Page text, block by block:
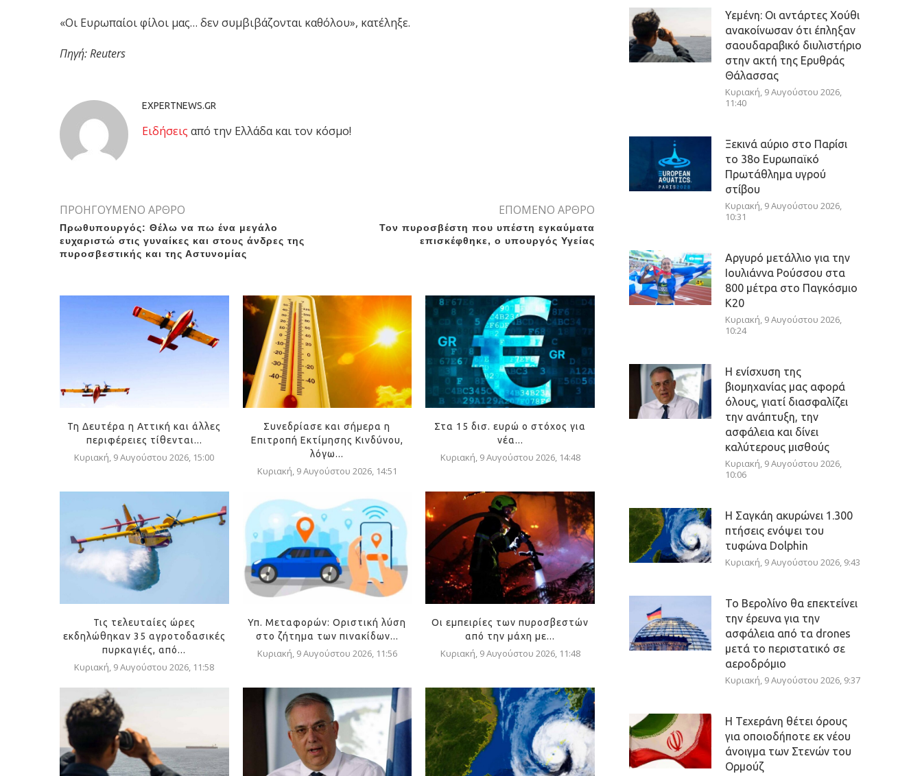
«Οι Ευρωπαίοι φίλοι μας… δεν συμβιβάζονται καθόλου», κατέληξε.
Πηγή: Reuters
EXPERTNEWS.GR
Eιδήσεις από την Ελλάδα και τον κόσμο!
ΠΡΟΗΓΟΥΜΕΝΟ ΑΡΘΡΟ
Πρωθυπουργός: Θέλω να πω ένα μεγάλο
ευχαριστώ στις γυναίκες και στους άνδρες της
πυροσβεστικής και της Αστυνομίας
ΕΠΟΜΕΝΟ ΑΡΘΡΟ
Τον πυροσβέστη που υπέστη εγκαύματα
επισκέφθηκε, ο υπουργός Υγείας
Τη Δευτέρα η Αττική και άλλες
περιφέρειες τίθενται...
Κυριακή, 9 Αυγούστου 2026, 15:00
Συνεδρίασε και σήμερα η
Επιτροπή Εκτίμησης Κινδύνου,
λόγω...
Κυριακή, 9 Αυγούστου 2026, 14:51
Στα 15 δισ. ευρώ ο στόχος για
νέα...
Κυριακή, 9 Αυγούστου 2026, 14:48
Τις τελευταίες ώρες
εκδηλώθηκαν 35 αγροτοδασικές
πυρκαγιές, από...
Κυριακή, 9 Αυγούστου 2026, 11:58
Υπ. Μεταφορών: Οριστική λύση
στο ζήτημα των πινακίδων...
Κυριακή, 9 Αυγούστου 2026, 11:56
Οι εμπειρίες των πυροσβεστών
από την μάχη με...
Κυριακή, 9 Αυγούστου 2026, 11:48
Υεμένη: Οι αντάρτες Χούθι
ανακοίνωσαν ότι έπληξαν
σαουδαραβικό διυλιστήριο
στην ακτή της Ερυθράς
Θάλασσας
Κυριακή, 9 Αυγούστου 2026,
11:40
Ξεκινά αύριο στο Παρίσι
το 38ο Ευρωπαϊκό
Πρωτάθλημα υγρού
στίβου
Κυριακή, 9 Αυγούστου 2026,
10:31
Αργυρό μετάλλιο για την
Ιουλιάννα Ρούσσου στα
800 μέτρα στο Παγκόσμιο
Κ20
Κυριακή, 9 Αυγούστου 2026,
10:24
Η ενίσχυση της
βιομηχανίας μας αφορά
όλους, γιατί διασφαλίζει
την ανάπτυξη, την
ασφάλεια και δίνει
καλύτερους μισθούς
Κυριακή, 9 Αυγούστου 2026,
10:06
Η Σαγκάη ακυρώνει 1.300
πτήσεις ενόψει του
τυφώνα Dolphin
Κυριακή, 9 Αυγούστου 2026, 9:43
Το Βερολίνο θα επεκτείνει
την έρευνα για την
ασφάλεια από τα drones
μετά το περιστατικό σε
αεροδρόμιο
Κυριακή, 9 Αυγούστου 2026, 9:37
Η Τεχεράνη θέτει όρους
για οποιοδήποτε εκ νέου
άνοιγμα των Στενών του
Ορμούζ